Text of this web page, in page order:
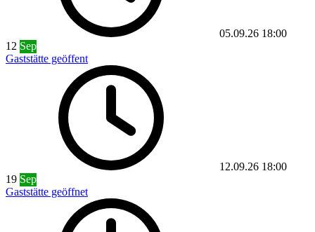
05.09.26 18:00
12 Sep
Gaststätte geöffent
12.09.26 18:00
19 Sep
Gaststätte geöffnet